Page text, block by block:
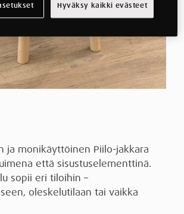
ja monikäyttöinen Piilo-jakkara
että sisustuselementtinä.
sopii eri tiloihin –
oleskelutilaan tai vaikka
Hyväksy kaikki evästeet